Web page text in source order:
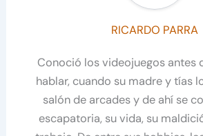
RICARDO PARRA
Conoció los videojuegos antes
hablar, cuando su madre y tías
salón de arcades y de ahí se
escapatoria, su vida, su